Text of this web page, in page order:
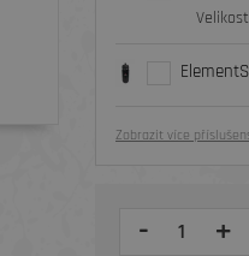
Zobrazit více
- +